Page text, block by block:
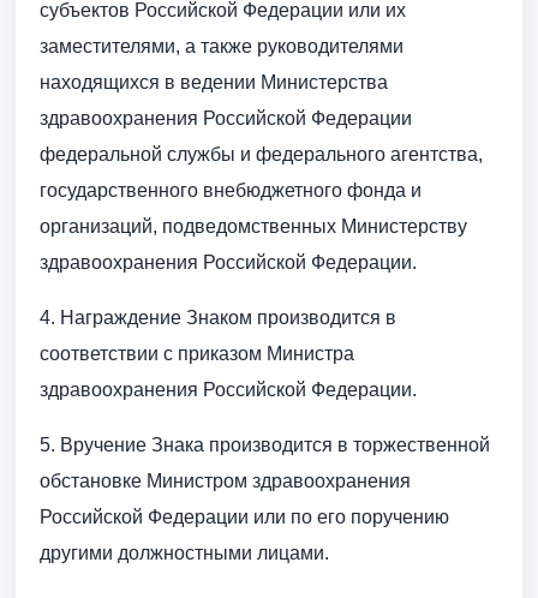
субъектов Российской Федерации или их
заместителями, а также руководителями
находящихся в ведении Министерства
здравоохранения Российской Федерации
федеральной службы и федерального агентства,
государственного внебюджетного фонда и
организаций, подведомственных Министерству
здравоохранения Российской Федерации.
4. Награждение Знаком производится в
соответствии с приказом Министра
здравоохранения Российской Федерации.
5. Вручение Знака производится в торжественной
обстановке Министром здравоохранения
Российской Федерации или по его поручению
другими должностными лицами.